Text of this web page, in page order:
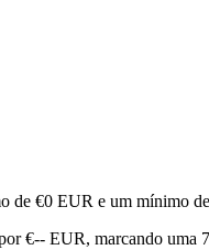
de €0 EUR e um mínimo
€-- EUR, marcando uma